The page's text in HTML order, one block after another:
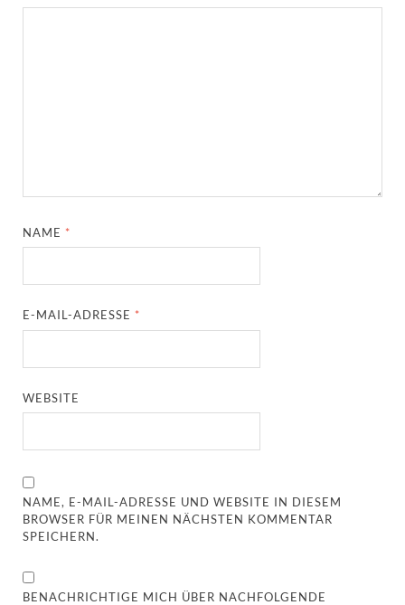
NAME *
E-MAIL-ADRESSE *
WEBSITE
NAME, E-MAIL-ADRESSE UND WEBSITE IN DIESEM
BROWSER FÜR MEINEN NÄCHSTEN KOMMENTAR
SPEICHERN.
BENACHRICHTIGE MICH ÜBER NACHFOLGENDE